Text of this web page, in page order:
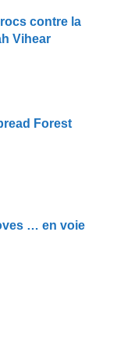
contre la
Vihear
Forest
… en voie